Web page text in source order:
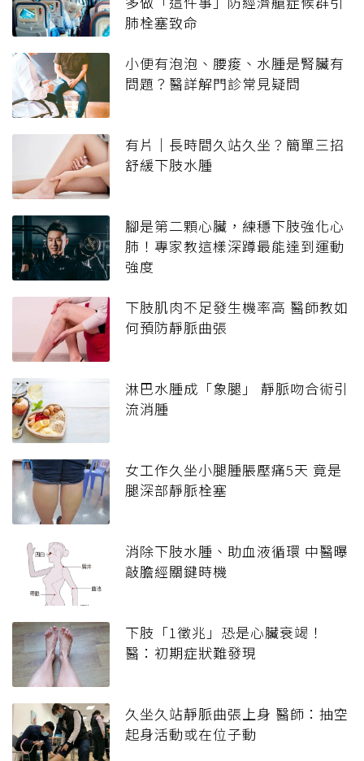
肺栓塞致命
小便有泡泡、腰痠、水腫是腎臟有
問題？醫詳解門診常見疑問
有片｜長時間久站久坐？簡單三招
舒緩下肢水腫
腳是第二顆心臟，練穩下肢強化心
肺！專家教這樣深蹲最能達到運動
強度
下肢肌肉不足發生機率高 醫師教如
何預防靜脈曲張
淋巴水腫成「象腿」 靜脈吻合術引
流消腫
女工作久坐小腿腫脹壓痛5天 竟是
腿深部靜脈栓塞
消除下肢水腫、助血液循環 中醫曝
敲膽經關鍵時機
下肢「1徵兆」恐是心臟衰竭！
醫：初期症狀難發現
久坐久站靜脈曲張上身 醫師：抽空
起身活動或在位子動